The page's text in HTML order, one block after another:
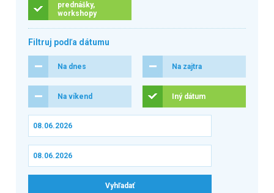
prednášky,
workshopy
Filtruj podľa dátumu
Na dnes Na zajtra
Na víkend Iný dátum